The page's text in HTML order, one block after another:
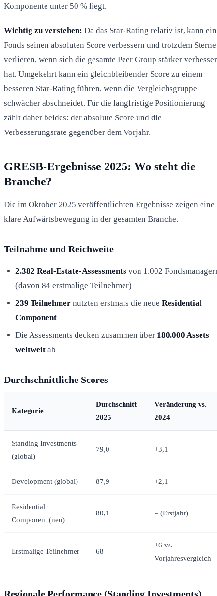
Komponente unter 50 % liegt.
Wichtig zu verstehen: Da das Star-Rating relativ ist, kann ein
Fonds seinen absoluten Score verbessern und trotzdem Sterne
verlieren, wenn sich die gesamte Peer Group stärker
hat. Umgekehrt kann ein gleichbleibender Score zu einem
besseren Star-Rating führen, wenn die Vergleichsgruppe
schwächer abschneidet. Für die langfristige Positionierung
zählt daher beides: der absolute Score und die
Verbesserungsrate gegenüber dem Vorjahr.
GRESB-Ergebnisse 2025: Wo steht die
Branche?
Die im Oktober 2025 veröffentlichten Ergebnisse zeigen eine
klare Aufwärtsbewegung in der gesamten Branche.
Teilnahme und Reichweite
2.382 Real-Estate-Assessments von 1.002
(davon 84 erstmalige Teilnehmer)
239 Teilnehmer nutzten erstmals die neue Residential
Component
Die Assessments decken zusammen über 180.000 Assets
weltweit ab
Durchschnittliche Scores
Kategorie
Durchschnitt
2025
Veränderung vs.
2024
Standing Investments
(global)
79,0 +3,1
Development (global) 87,9 +2,1
Residential
Component (neu)
80,1 – (Erstjahr)
Erstmalige Teilnehmer 68
+6 vs.
Vorjahresvergleich
Regionale Performance (Standing Investments)